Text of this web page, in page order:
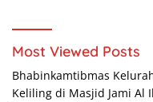
Most Viewed Posts
Bhabinkamtibmas
Keliling di Masjid Jami Al